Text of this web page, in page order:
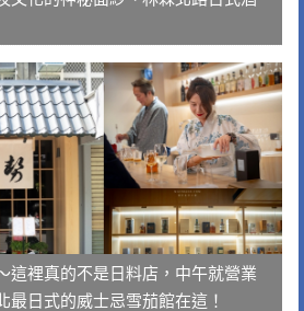
這裡真的不是日料店，中午就營業
最日式的威士忌雪茄館在這！